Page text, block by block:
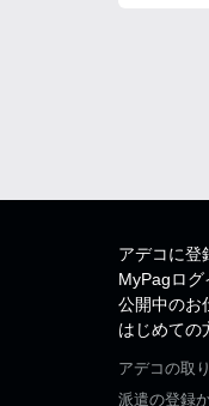
アデコに登
MyPagログ
公開中のお
はじめての
アデコの取
派遣の登録